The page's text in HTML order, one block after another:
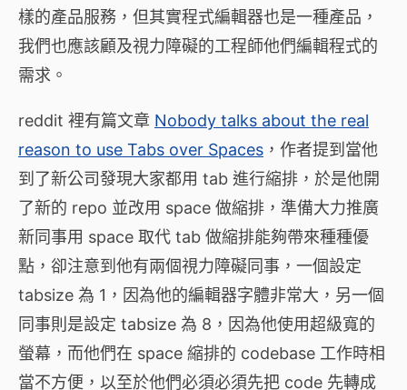
樣的產品服務，但其實程式編輯器也是一種產品，
我們也應該顧及視力障礙的工程師他們編輯程式的
需求。
reddit 裡有篇文章 Nobody talks about the real
reason to use Tabs over Spaces ，作者提到當他
到了新公司發現大家都用 tab 進行縮排，於是他開
了新的 repo 並改用 space 做縮排，準備大力推廣
新同事用 space 取代 tab 做縮排能夠帶來種種優
點，卻注意到他有兩個視力障礙同事，一個設定
tabsize 為 1，因為他的編輯器字體非常大，另一個
同事則是設定 tabsize 為 8，因為他使用超級寬的
螢幕，而他們在 space 縮排的 codebase 工作時相
當不方便，以至於他們必須必須先把 code 先轉成